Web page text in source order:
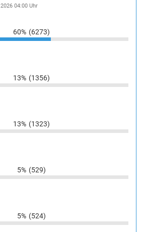
04:00 Uhr
60% (6273)
13% (1356)
13% (1323)
5% (529)
5% (524)